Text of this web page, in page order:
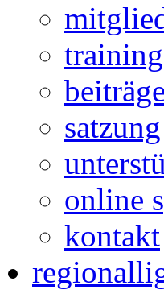
training
beiträge
satzung
online
kontakt